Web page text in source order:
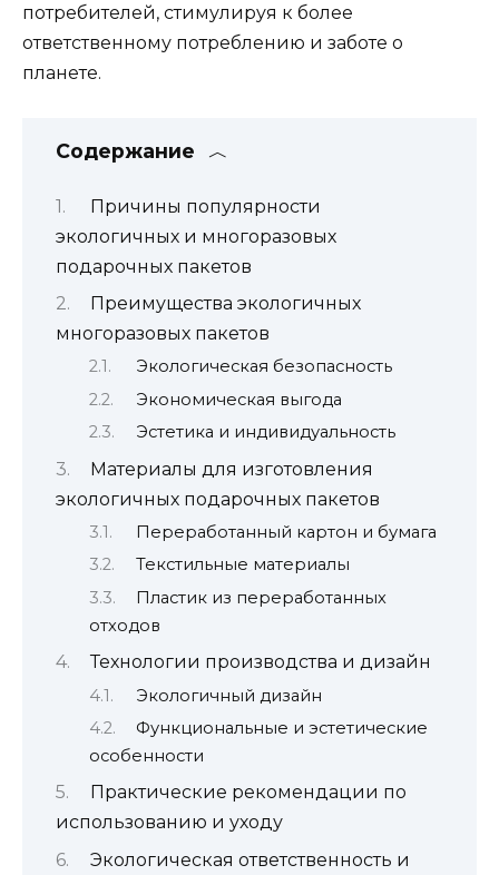
потребителей, стимулируя к более
ответственному потреблению и заботе о
планете.
Содержание
Причины популярности
экологичных и многоразовых
подарочных пакетов
Преимущества экологичных
многоразовых пакетов
Экологическая безопасность
Экономическая выгода
Эстетика и индивидуальность
Материалы для изготовления
экологичных подарочных пакетов
Переработанный картон и бумага
Текстильные материалы
Пластик из переработанных
отходов
Технологии производства и дизайн
Экологичный дизайн
Функциональные и эстетические
особенности
Практические рекомендации по
использованию и уходу
Экологическая ответственность и